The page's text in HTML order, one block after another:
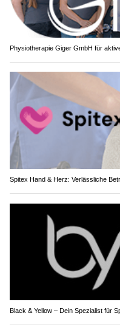
Physiotherapie Giger GmbH für
Spitex Hand & Herz: Verlässliche
Black & Yellow – Dein Spezialist für